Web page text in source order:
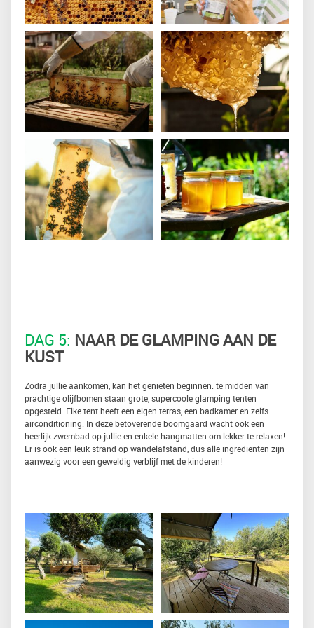
DAG 5: NAAR DE GLAMPING AAN DE
KUST
Zodra jullie aankomen, kan het genieten beginnen: te midden van
prachtige olijfbomen staan grote, supercoole glamping tenten
opgesteld. Elke tent heeft een eigen terras, een badkamer en zelfs
airconditioning. In deze betoverende boomgaard wacht ook een
heerlijk zwembad op jullie en enkele hangmatten om lekker te relaxen!
Er is ook een leuk strand op wandelafstand, dus alle ingrediënten zijn
aanwezig voor een geweldig verblijf met de kinderen!